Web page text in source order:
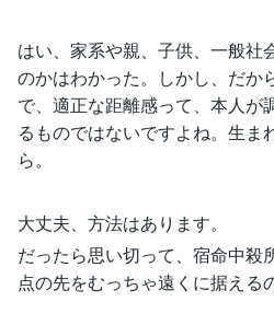
はい、家系や親、子供、一般社
のかはわかった。しかし、だか
で、適正な距離感って、本人が
るものではないですよね。生ま
ら。
大丈夫、方法はあります。
だったら思い切って、宿命中殺
点の先をむっちゃ遠くに据える